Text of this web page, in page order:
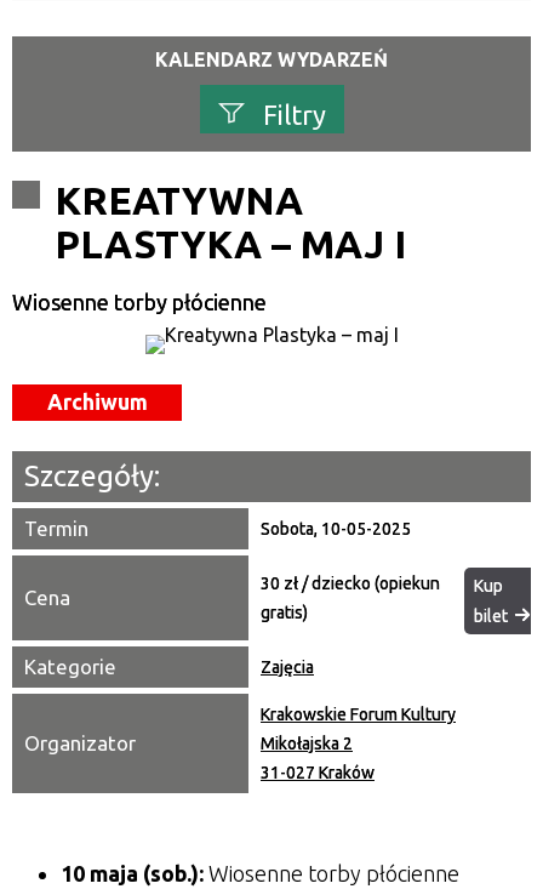
KALENDARZ WYDARZEŃ
Filtry
Kategoria
Trwające w zakresie
—
Organizator
Promowane
KREATYWNA
PLASTYKA – MAJ I
Wiosenne torby płócienne
Archiwum
Szczegóły:
Termin Sobota, 10-05-2025
Cena
30 zł / dziecko (opiekun
gratis)
Kup
bilet
Kategorie Zajęcia
Organizator
Krakowskie Forum Kultury
Mikołajska 2
31-027 Kraków
10 maja (sob.): Wiosenne torby płócienne